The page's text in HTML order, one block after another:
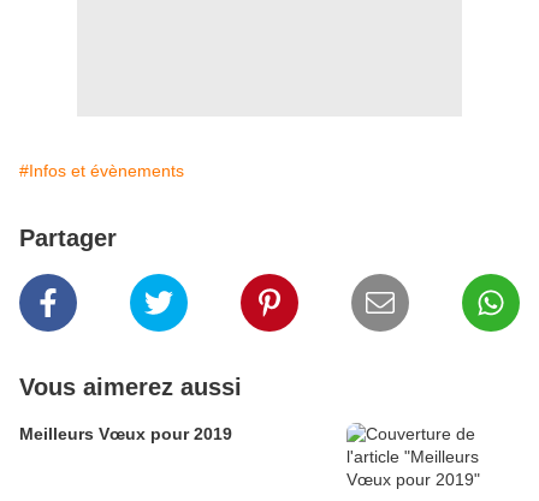
#Infos et évènements
Partager
Vous aimerez aussi
Meilleurs Vœux pour 2019